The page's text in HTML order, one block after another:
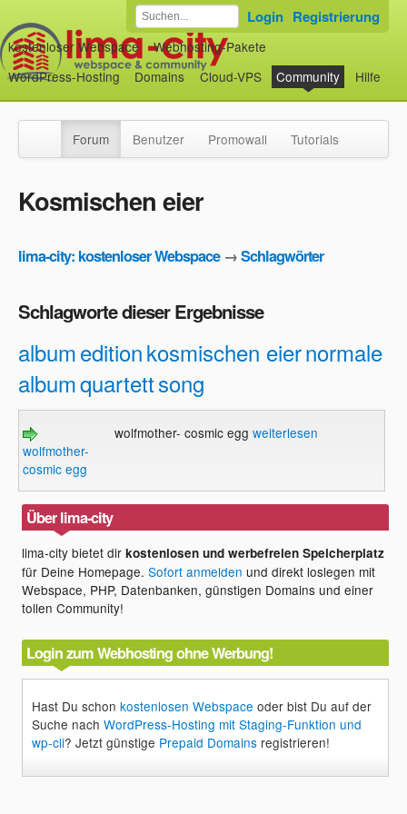
kostenloser Webspace
Webhosting-Pakete
WordPress-Hosting
Domains Cloud-VPS Community Hilfe
Login Registrierung
Forum Benutzer Promowall Tutorials
Kosmischen eier
lima-city: kostenloser Webspace→Schlagwörter
Schlagworte dieser Ergebnisse
albumeditionkosmischen eiernormale
albumquartettsong
wolfmother-
cosmic egg
wolfmother- cosmic egg weiterlesen
Über lima-city
lima-city bietet dirkostenlosen und werbefreien Speicherplatz
für Deine Homepage.Sofort anmelden und direkt loslegen mit
Webspace, PHP, Datenbanken, günstigen Domains und einer
tollen Community!
Login zum Webhosting ohne Werbung!
Hast Du schonkostenlosen Webspace oder bist Du auf der
Suche nachWordPress-Hosting mit Staging-Funktion und
wp-cli? Jetzt günstige Prepaid Domains registrieren!